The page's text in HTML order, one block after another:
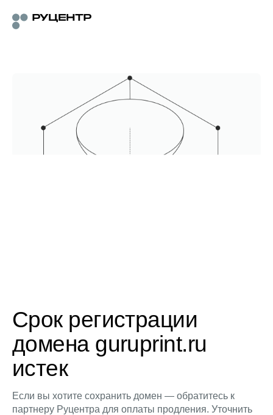
Срок регистрации
домена guruprint.ru
истек
Если вы хотите сохранить домен — обратитесь к
партнеру Руцентра для оплаты продления. Уточнить